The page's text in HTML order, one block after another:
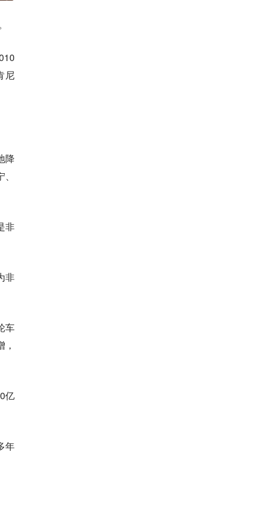
尼
降
非
非
车
亿
年